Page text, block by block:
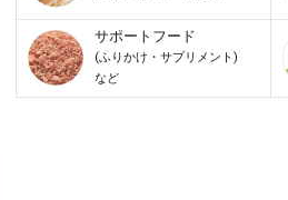
サポートフード
(ふりかけ・サプリメント)
など